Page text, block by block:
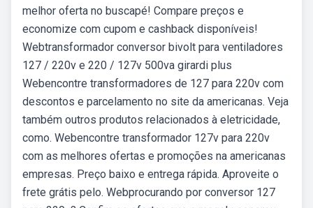
melhor oferta no buscapé! Compare preços e
economize com cupom e cashback disponíveis!
Webtransformador conversor bivolt para ventiladores
127 / 220v e 220 / 127v 500va girardi plus
Webencontre transformadores de 127 para 220v com
descontos e parcelamento no site da americanas. Veja
também outros produtos relacionados à eletricidade,
como. Webencontre transformador 127v para 220v
com as melhores ofertas e promoções na americanas
empresas. Preço baixo e entrega rápida. Aproveite o
frete grátis pelo. Webprocurando por conversor 127